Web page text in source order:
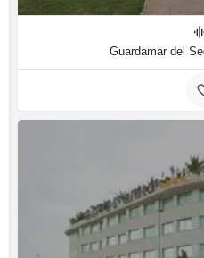
Guardamar del